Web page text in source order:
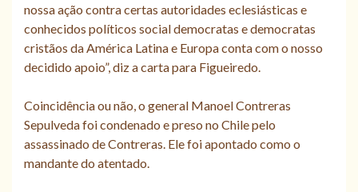
nossa ação contra certas autoridades eclesiásticas e
conhecidos políticos social democratas e democratas
cristãos da América Latina e Europa conta com o nosso
decidido apoio”, diz a carta para Figueiredo.
Coincidência ou não, o general Manoel Contreras
Sepulveda foi condenado e preso no Chile pelo
assassinado de Contreras. Ele foi apontado como o
mandante do atentado.